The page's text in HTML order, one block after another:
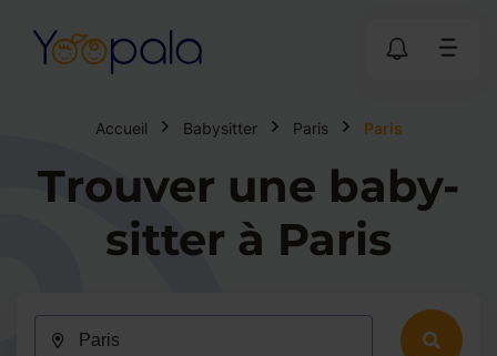
Accueil Babysitter Paris Paris
Trouver une baby-
sitter à Paris